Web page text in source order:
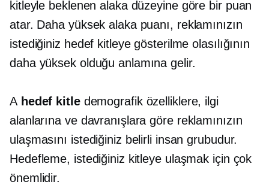
kitleyle beklenen alaka düzeyine göre bir puan
atar. Daha yüksek alaka puanı, reklamınızın
istediğiniz hedef kitleye gösterilme olasılığının
daha yüksek olduğu anlamına gelir.
A hedef kitledemografik özelliklere, ilgi
alanlarına ve davranışlara göre reklamınızın
ulaşmasını istediğiniz belirli insan grubudur.
Hedefleme, istediğiniz kitleye ulaşmak için çok
önemlidir.